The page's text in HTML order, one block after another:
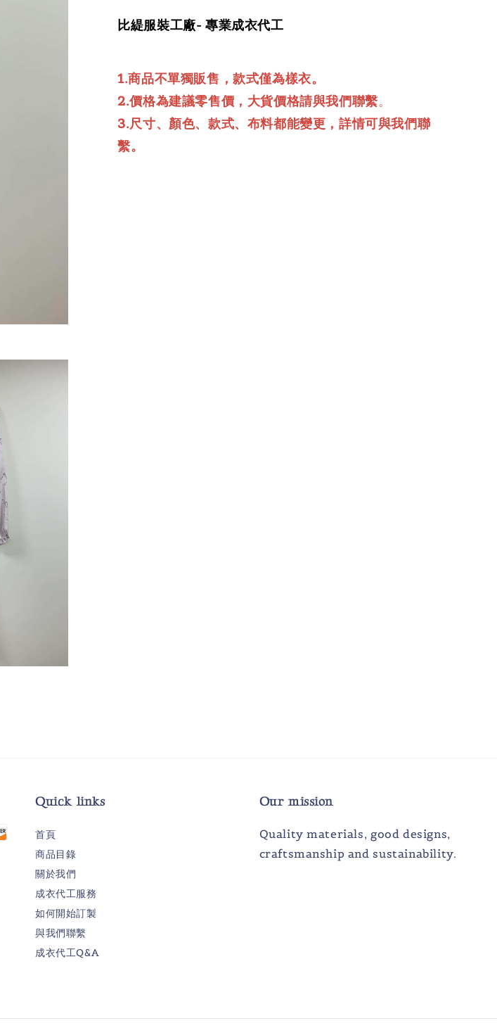
比緹服裝工廠- 專業成衣代工
1.商品不單獨販售，款式僅為樣衣。
2.價格為建議零售價，大貨價格請與我們聯繫。
3.尺寸、顏色、款式、布料都能變更，詳情可與我們聯
繫。
Quick links
首頁
商品目錄
關於我們
成衣代工服務
如何開始訂製
與我們聯繫
成衣代工Q&A
Our mission
Quality materials, good designs,
craftsmanship and sustainability.